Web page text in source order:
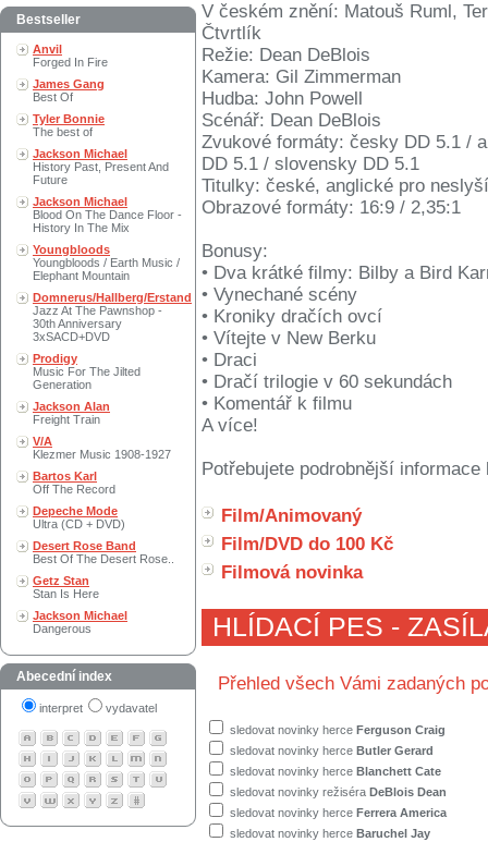
Bestseller
Anvil
Forged In Fire
James Gang
Best Of
Tyler Bonnie
The best of
Jackson Michael
History Past, Present And
Future
Jackson Michael
Blood On The Dance Floor -
History In The Mix
Youngbloods
Youngbloods / Earth Music /
Elephant Mountain
Domnerus/Hallberg/Erstand
Jazz At The Pawnshop -
30th Anniversary
3xSACD+DVD
Prodigy
Music For The Jilted
Generation
Jackson Alan
Freight Train
V/A
Klezmer Music 1908-1927
Bartos Karl
Off The Record
Depeche Mode
Ultra (CD + DVD)
Desert Rose Band
Best Of The Desert Rose..
Getz Stan
Stan Is Here
Jackson Michael
Dangerous
Abecední index
interpret vydavatel
V českém znění: Matouš Ruml,
Čtvrtlík
Režie: Dean DeBlois
Kamera: Gil Zimmerman
Hudba: John Powell
Scénář: Dean DeBlois
Zvukové formáty: česky DD 5.1 /
DD 5.1 / slovensky DD 5.1
Titulky: české, anglické pro
Obrazové formáty: 16:9 / 2,35:1
Bonusy:
• Dva krátké filmy: Bilby a Bird
• Vynechané scény
• Kroniky dračích ovcí
• Vítejte v New Berku
• Draci
• Dračí trilogie v 60 sekundách
• Komentář k filmu
A více!
Potřebujete podrobnější
Film/Animovaný
Film/DVD do 100 Kč
Filmová novinka
HLÍDACÍ PES -
Přehled všech Vámi zadaných
sledovat novinky herce Ferguson Craig
sledovat novinky herce Butler Gerard
sledovat novinky herce Blanchett Cate
sledovat novinky režiséra DeBlois Dean
sledovat novinky herce Ferrera America
sledovat novinky herce Baruchel Jay